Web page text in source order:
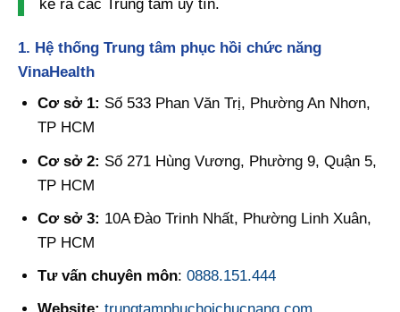
kê ra các Trung tâm uy tín.
1. Hệ thống Trung tâm phục hồi chức năng
VinaHealth
Cơ sở 1: Số 533 Phan Văn Trị, Phường An Nhơn,
TP HCM
Cơ sở 2: Số 271 Hùng Vương, Phường 9, Quận 5,
TP HCM
Cơ sở 3: 10A Đào Trinh Nhất, Phường Linh Xuân,
TP HCM
Tư vấn chuyên môn:0888.151.444